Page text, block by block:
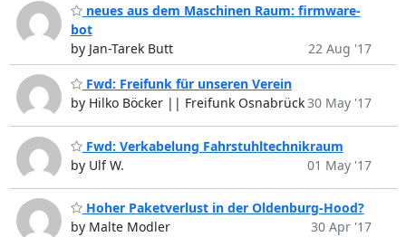
neues aus dem Maschinen Raum: firmware-
bot
by Jan-Tarek Butt
22 Aug '17
Fwd: Freifunk für unseren Verein
by Hilko Böcker || Freifunk Osnabrück30 May '17
Fwd: Verkabelung Fahrstuhltechnikraum
by Ulf W.
01 May '17
Hoher Paketverlust in der Oldenburg-Hood?
by Malte Modler
30 Apr '17